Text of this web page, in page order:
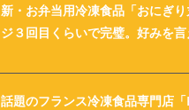
新・お弁当用冷凍食品「おにぎ
ジ３回目くらいで完璧。好みを
話題のフランス冷凍食品専門店